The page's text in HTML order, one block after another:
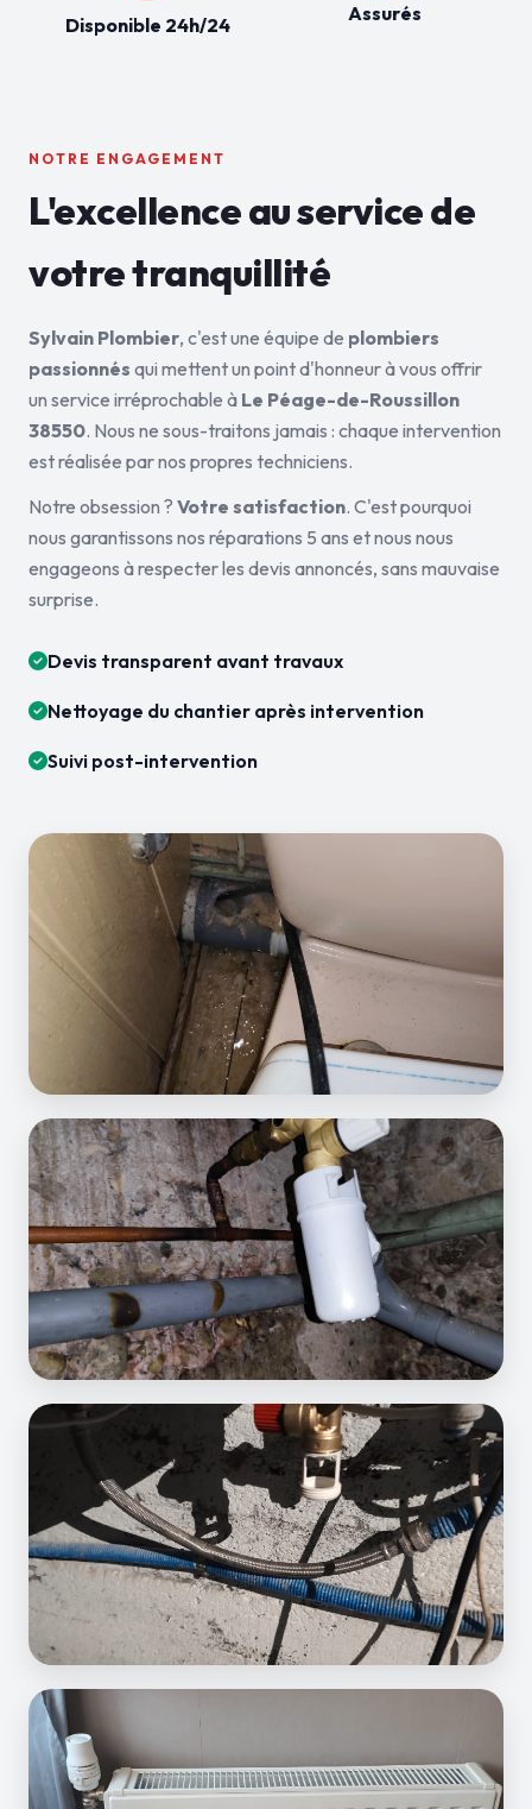
Disponible 24h/24 Assurés
NOTRE ENGAGEMENT
L'excellence au service de
votre tranquillité
Sylvain Plombier, c'est une équipe de plombiers
passionnés qui mettent un point d'honneur à vous offrir
un service irréprochable à Le Péage-de-Roussillon
38550. Nous ne sous-traitons jamais : chaque intervention
est réalisée par nos propres techniciens.
Notre obsession ? Votre satisfaction. C'est pourquoi
nous garantissons nos réparations 5 ans et nous nous
engageons à respecter les devis annoncés, sans mauvaise
surprise.
Devis transparent avant travaux
Nettoyage du chantier après intervention
Suivi post-intervention